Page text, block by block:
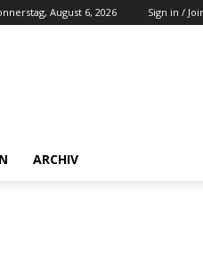
August 6, 2026 Sign in /
ARCHIV